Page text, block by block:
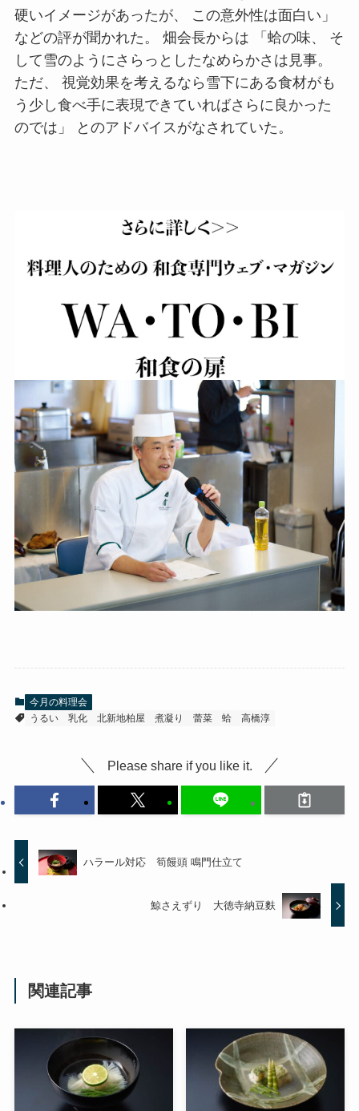
硬いイメージがあったが、 この意外性は面白い」
などの評が聞かれた。 畑会長からは 「蛤の味、 そ
して雪のようにさらっとしたなめらかさは見事。
ただ、 視覚効果を考えるなら雪下にある食材がも
う少し食べ手に表現できていればさらに良かった
のでは」 とのアドバイスがなされていた。
今月の料理会
うるい
乳化 北新地柏屋 煮凝り 蕾菜 蛤 高橋淳
Please share if you like it.
ハラール対応 筍饅頭 鳴門仕立て
鯨さえずり 大徳寺納豆麩
関連記事